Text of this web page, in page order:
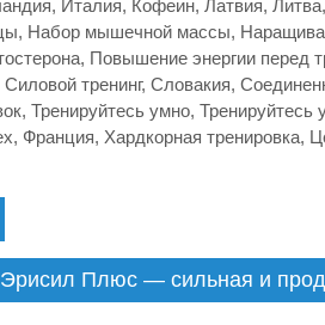
, Италия, Кофеин, Латвия, Литва,
, Набор мышечной массы,
, Повышение энергии перед
Силовой тренинг, Словакия,
, Тренируйтесь умно, Тренируйтесь
, Франция, Хардкорная тренировка,
Эрисил Плюс — сильная и